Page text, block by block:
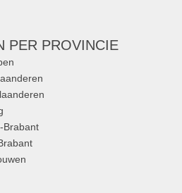
PER PROVINCIE
Brabant